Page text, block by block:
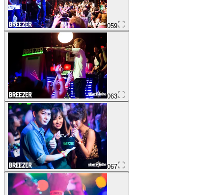
059
063
067